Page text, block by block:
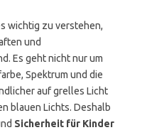
wichtig zu verstehen,
und
Es geht nicht nur um
Spektrum und die
auf grelles Licht
blauen Lichts. Deshalb
Sicherheit für Kinder